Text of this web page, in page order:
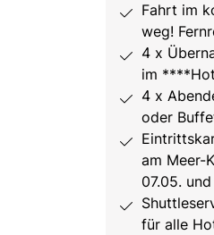
Fahrt im
weg!
4 x
im
4 x
oder
am Meer-
07.05.
für alle